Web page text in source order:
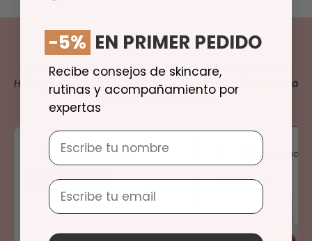
COMPLETA TU RUTINA
Con esteprotocoloayudas a maximiza los resultados de
Hidrogel Blanqueador Purificante - Whitening de Massada
. Úsalo en el paso adecuado.
Desmaquillante
Complementario
Gel o limpiador
Viendo ahora
-5% EN PRIMER PEDIDO
Recibe consejos de skincare,
rutinas y acompañamiento por
expertas
Nombre
Email